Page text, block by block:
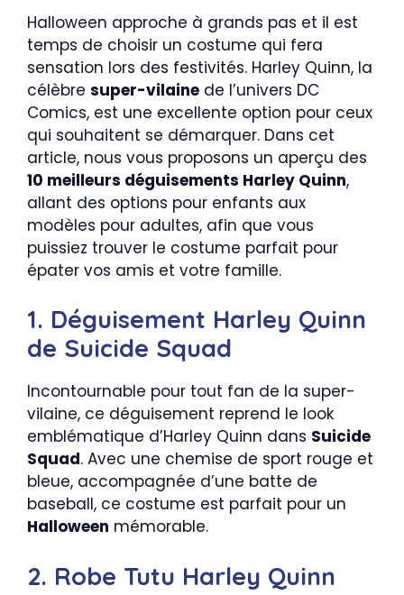
Halloween approche à grands pas et il est
temps de choisir un costume qui fera
sensation lors des festivités. Harley Quinn, la
célèbre super-vilaine de l’univers DC
Comics, est une excellente option pour ceux
qui souhaitent se démarquer. Dans cet
article, nous vous proposons un aperçu des
10 meilleurs déguisements Harley Quinn,
allant des options pour enfants aux
modèles pour adultes, afin que vous
puissiez trouver le costume parfait pour
épater vos amis et votre famille.
1. Déguisement Harley Quinn
de Suicide Squad
Incontournable pour tout fan de la super-
vilaine, ce déguisement reprend le look
emblématique d’Harley Quinn dans Suicide
Squad. Avec une chemise de sport rouge et
bleue, accompagnée d’une batte de
baseball, ce costume est parfait pour un
Halloween mémorable.
2. Robe Tutu Harley Quinn